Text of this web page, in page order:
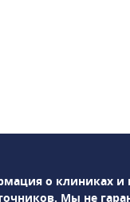
остеопластику,
о клиниках и
Мы не